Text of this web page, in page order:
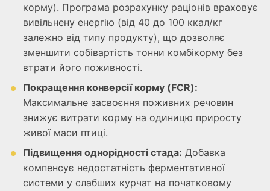
корму). Програма розрахунку раціонів враховує
вивільнену енергію (від 40 до 100 ккал/кг
залежно від типу продукту), що дозволяє
зменшити собівартість тонни комбікорму без
втрати його поживності.
Покращення конверсії корму (FCR):
Максимальне засвоєння поживних речовин
знижує витрати корму на одиницю приросту
живої маси птиці.
Підвищення однорідності стада: Добавка
компенсує недостатність ферментативної
системи у слабших курчат на початковому